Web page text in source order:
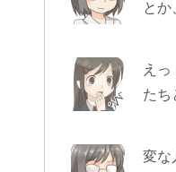
とか
え
たち
変な